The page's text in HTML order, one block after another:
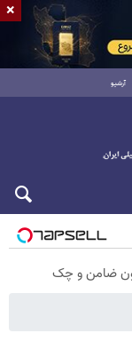
آرشیو
×